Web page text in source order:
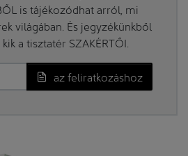
is tájékozódhat arról, mi
világában. És jegyzékünkből
a tisztatér SZAKÉRTŐI.
az feliratkozáshoz